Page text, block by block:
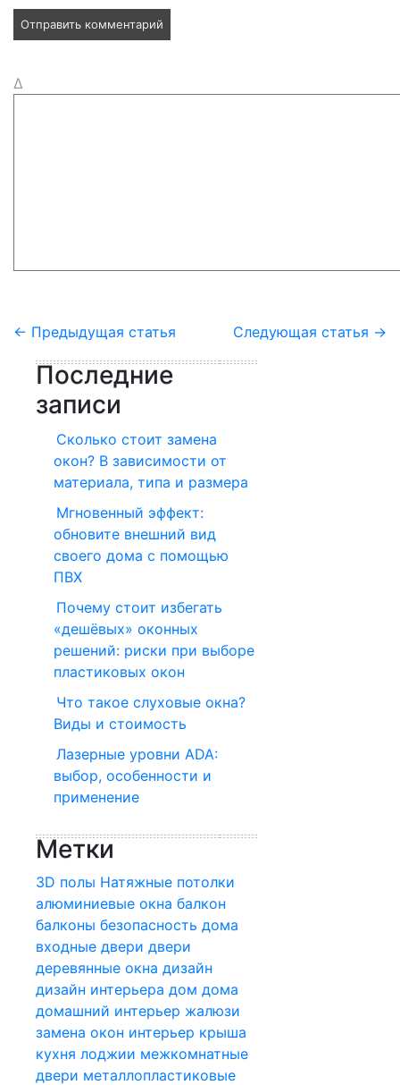
Δ
← Предыдущая статья Следующая статья →
Последние
записи
Сколько стоит замена
окон? В зависимости от
материала, типа и размера
Мгновенный эффект:
обновите внешний вид
своего дома с помощью
ПВХ
Почему стоит избегать
«дешёвых» оконных
решений: риски при выборе
пластиковых окон
Что такое слуховые окна?
Виды и стоимость
Лазерные уровни ADA:
выбор, особенности и
применение
Метки
3D полы Натяжные потолки
алюминиевые окна балкон
балконы безопасность дома
входные двери двери
деревянные окна дизайн
дизайн интерьера дом дома
домашний интерьер жалюзи
замена окон интерьер крыша
кухня лоджии межкомнатные
двери металлопластиковые